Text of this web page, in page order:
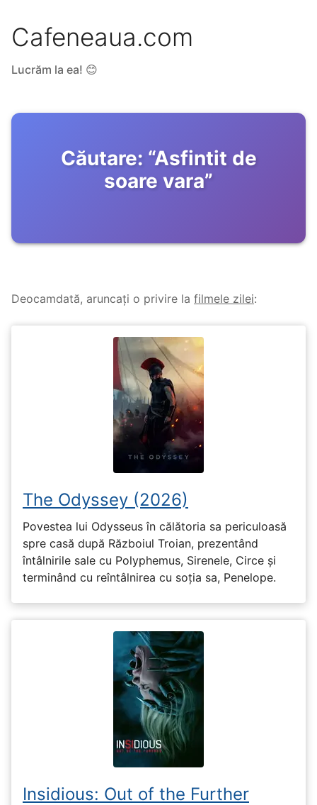
Cafeneaua.com
Lucrăm la ea! 😊
Căutare: “Asfintit de
soare vara”
Deocamdată, aruncați o privire la filmele zilei:
The Odyssey (2026)
Povestea lui Odysseus în călătoria sa periculoasă
spre casă după Războiul Troian, prezentând
întâlnirile sale cu Polyphemus, Sirenele, Circe și
terminând cu reîntâlnirea cu soția sa, Penelope.
Insidious: Out of the Further